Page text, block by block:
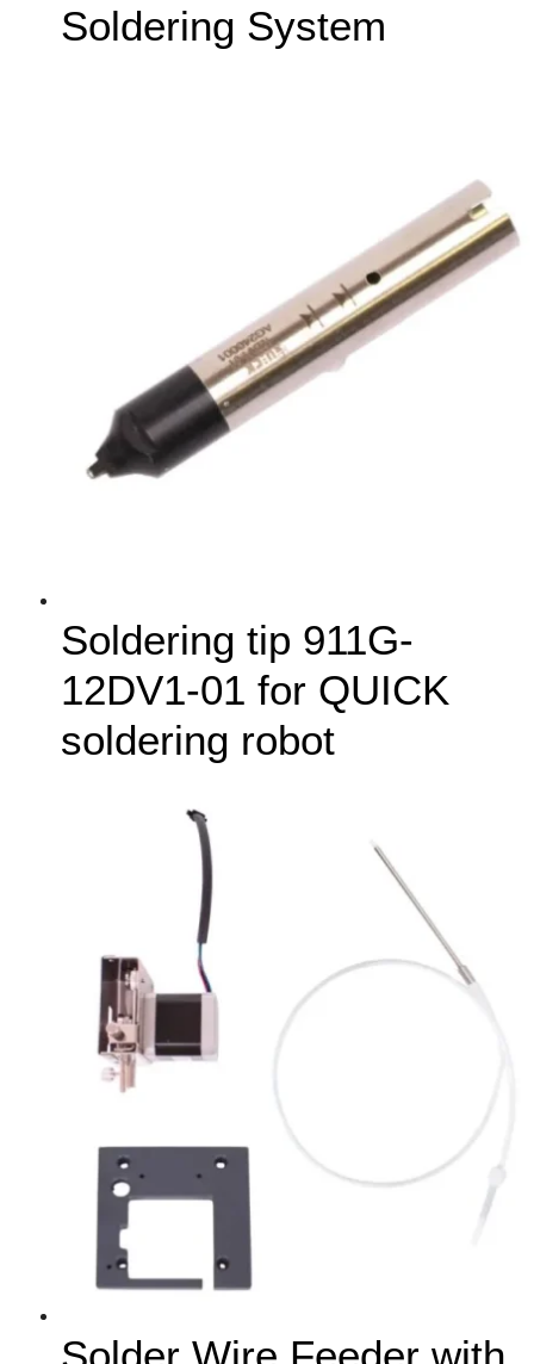
Soldering System
Soldering tip 911G-
12DV1-01 for QUICK
soldering robot